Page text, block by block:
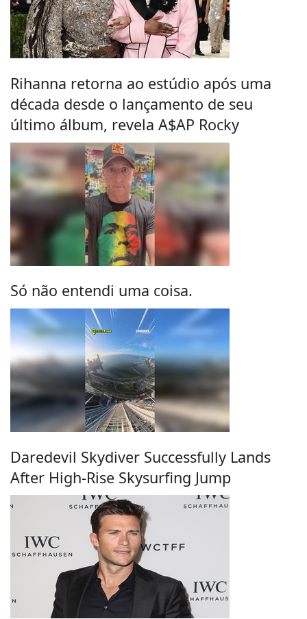
Rihanna retorna ao estúdio após uma
década desde o lançamento de seu
último álbum, revela A$AP Rocky
Só não entendi uma coisa.
Daredevil Skydiver Successfully Lands
After High-Rise Skysurfing Jump